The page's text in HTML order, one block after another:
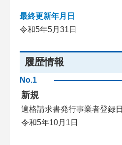
最終更新年月日
令和5年5月31日
履歴情報
No.1
新規
適格請求書発行事業者登録日
令和5年10月1日